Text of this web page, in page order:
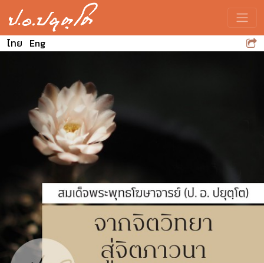
ไทย Eng